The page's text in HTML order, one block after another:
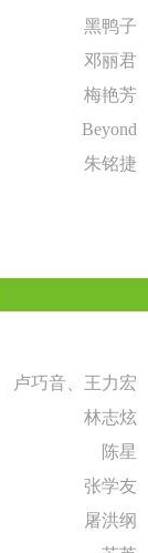
黑鸭子
邓丽君
梅艳芳
Beyond
朱铭捷
卢巧音、王力宏
林志炫
陈星
张学友
屠洪纲